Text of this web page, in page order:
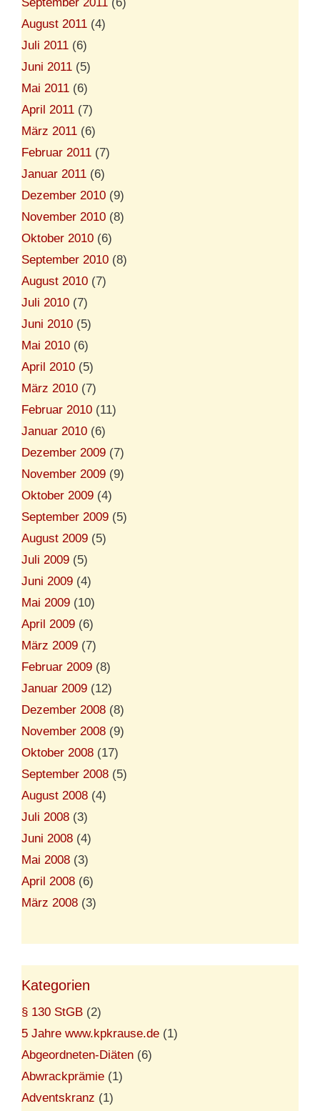
August 2011 (4)
Juli 2011 (6)
Juni 2011 (5)
Mai 2011 (6)
April 2011 (7)
März 2011 (6)
Februar 2011 (7)
Januar 2011 (6)
Dezember 2010 (9)
November 2010 (8)
Oktober 2010 (6)
September 2010 (8)
August 2010 (7)
Juli 2010 (7)
Juni 2010 (5)
Mai 2010 (6)
April 2010 (5)
März 2010 (7)
Februar 2010 (11)
Januar 2010 (6)
Dezember 2009 (7)
November 2009 (9)
Oktober 2009 (4)
September 2009 (5)
August 2009 (5)
Juli 2009 (5)
Juni 2009 (4)
Mai 2009 (10)
April 2009 (6)
März 2009 (7)
Februar 2009 (8)
Januar 2009 (12)
Dezember 2008 (8)
November 2008 (9)
Oktober 2008 (17)
September 2008 (5)
August 2008 (4)
Juli 2008 (3)
Juni 2008 (4)
Mai 2008 (3)
April 2008 (6)
März 2008 (3)
Kategorien
§ 130 StGB (2)
5 Jahre www.kpkrause.de (1)
Abgeordneten-Diäten (6)
Abwrackprämie (1)
Adventskranz (1)